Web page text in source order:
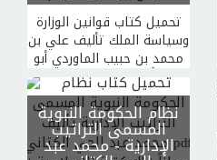
تحميل كتاب قوانين الوزارة
وسياسة الملك تأليف علي بن
محمد بن حبيب الماوردي أبو
الحسن pdf مجاناً | المكتبة
الإسلامية | موقع بوكس
ستريم
نظام الحكومة النبوية
المسمى التراتيب
الإدارية- محمد عبد